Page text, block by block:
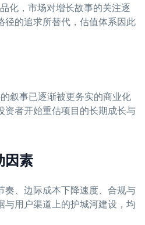
化，市场对增长故事的关注逐
径的追求所替代，估值体系因此
叙事已逐渐被更务实的商业化
资者开始重估项目的长期成长与
因素
奏、边际成本下降速度、合规与
与用户渠道上的护城河建设，均